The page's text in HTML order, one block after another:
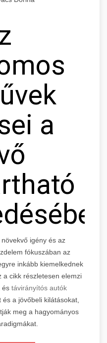
a
igény és az
fókuszában az
inkább kiemelkednek
a cikk részletesen elemzi
és távirányítós autók
a jövőbeli kilátásokat,
meg a hagyományos